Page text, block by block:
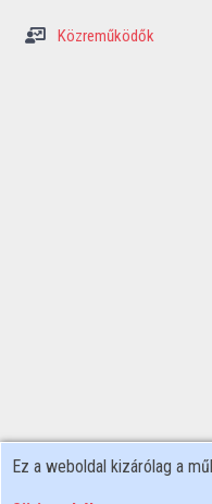
Közreműködők
Ez a weboldal kizárólag a